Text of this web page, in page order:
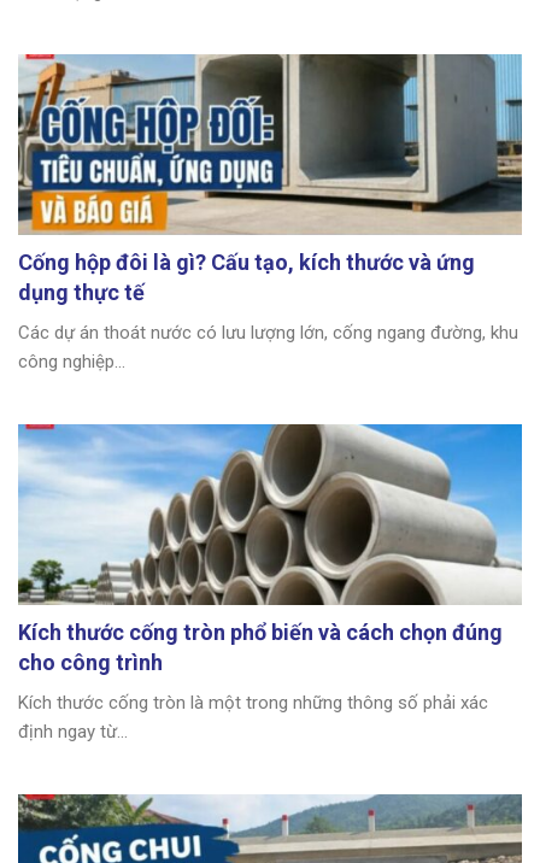
Cống hộp đôi là gì? Cấu tạo, kích thước và ứng
dụng thực tế
Các dự án thoát nước có lưu lượng lớn, cống ngang đường, khu
công nghiệp...
Kích thước cống tròn phổ biến và cách chọn đúng
cho công trình
Kích thước cống tròn là một trong những thông số phải xác
định ngay từ...